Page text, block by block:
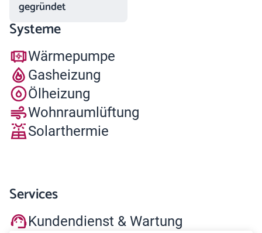
gegründet
Systeme
Wärmepumpe
Gasheizung
Ölheizung
Wohnraumlüftung
Solarthermie
Services
Kundendienst & Wartung